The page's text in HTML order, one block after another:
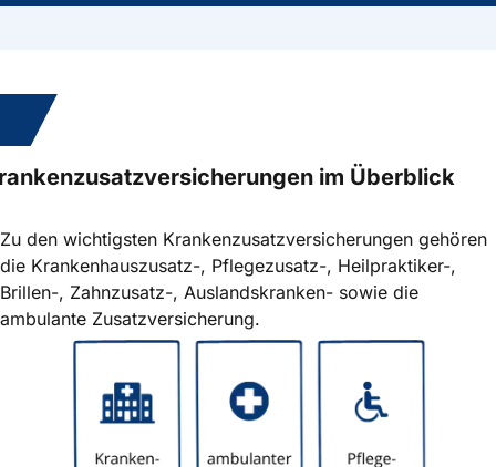
im Überblick
Zu den wichtigsten Krankenzusatz­versicherungen gehören
die Krankenhauszusatz-, Pflegezusatz-, Heilpraktiker-,
Brillen-, Zahnzusatz-, Auslandskranken- sowie die
ambulante Zusatzversicherung.